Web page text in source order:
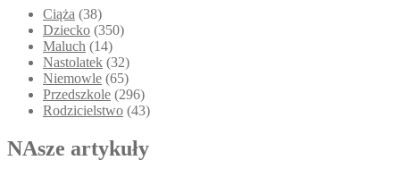
Ciąża (38)
Dziecko (350)
Maluch (14)
Nastolatek (32)
Niemowle (65)
Przedszkole (296)
Rodzicielstwo (43)
NAsze artykuły